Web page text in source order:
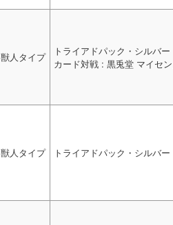
獣人タイプ
トライアドパック・シルバー
カード対戦 : 黒兎堂 マイセ
獣人タイプ トライアドパック・シルバー